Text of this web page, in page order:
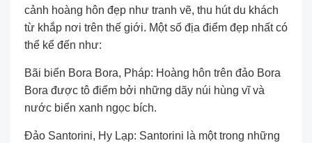
cảnh hoàng hôn đẹp như tranh vẽ, thu hút du khách
từ khắp nơi trên thế giới. Một số địa điểm đẹp nhất có
thể kể đến như:
Bãi biển Bora Bora, Pháp: Hoàng hôn trên đảo Bora
Bora được tô điểm bởi những dãy núi hùng vĩ và
nước biển xanh ngọc bích.
Đảo Santorini, Hy Lạp: Santorini là một trong những